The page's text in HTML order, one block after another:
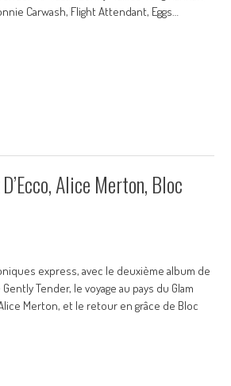
Carwash, Flight Attendant, Eggs…
Alice Merton, Bloc
express, avec le deuxième album de
Tender, le voyage au pays du Glam
Merton, et le retour en grâce de Bloc